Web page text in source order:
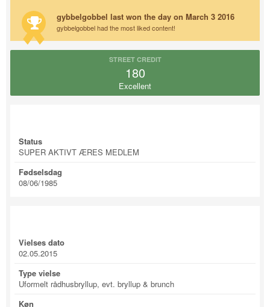
gybbelgobbel last won the day on March 3 2016
gybbelgobbel had the most liked content!
STREET CREDIT
180
Excellent
Status
SUPER AKTIVT ÆRES MEDLEM
Fødselsdag
08/06/1985
Vielses dato
02.05.2015
Type vielse
Uformelt rådhusbryllup, evt. bryllup & brunch
Køn